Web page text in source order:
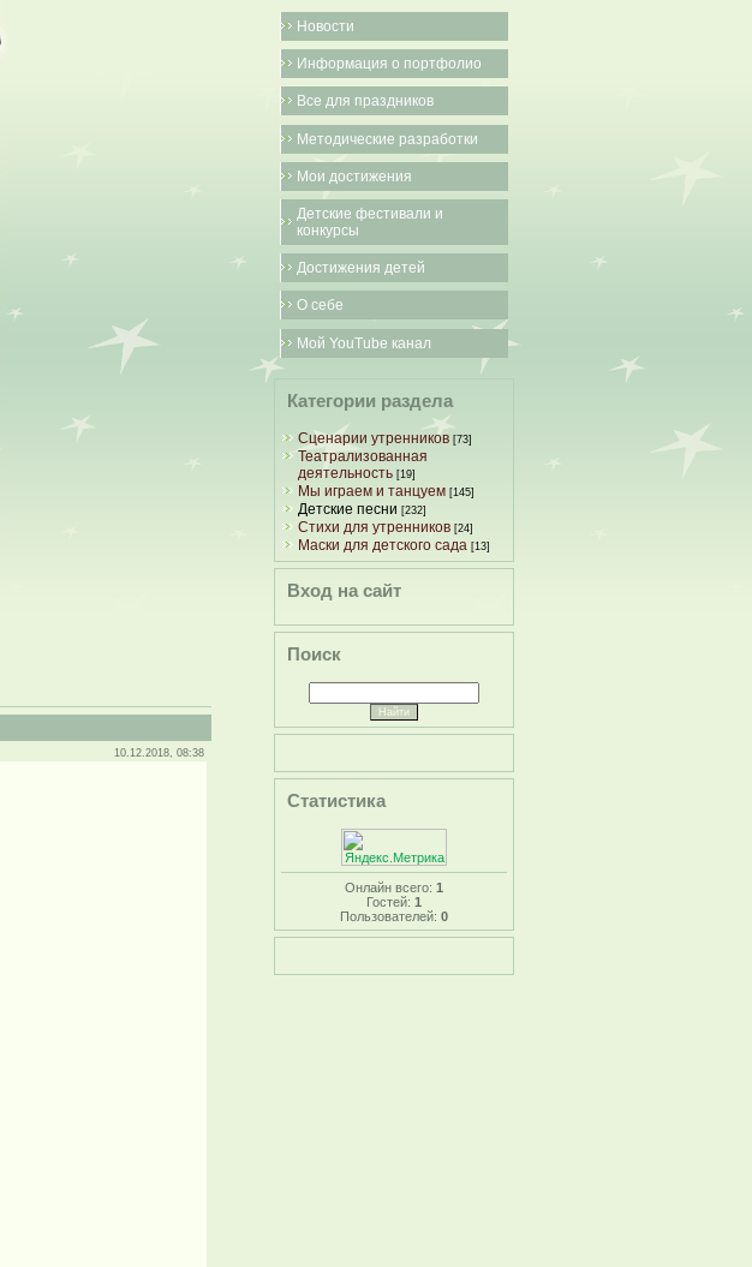
10.12.2018, 08:38
Новости
Информация о портфолио
Все для праздников
Методические разработки
Мои достижения
Детские фестивали и
конкурсы
Достижения детей
О себе
Мой YouTube канал
Категории раздела
Сценарии утренников [73]
Театрализованная
деятельность [19]
Мы играем и танцуем [145]
Детские песни [232]
Стихи для утренников [24]
Маски для детского сада [13]
Вход на сайт
Поиск
Статистика
Онлайн всего: 1
Гостей: 1
Пользователей: 0